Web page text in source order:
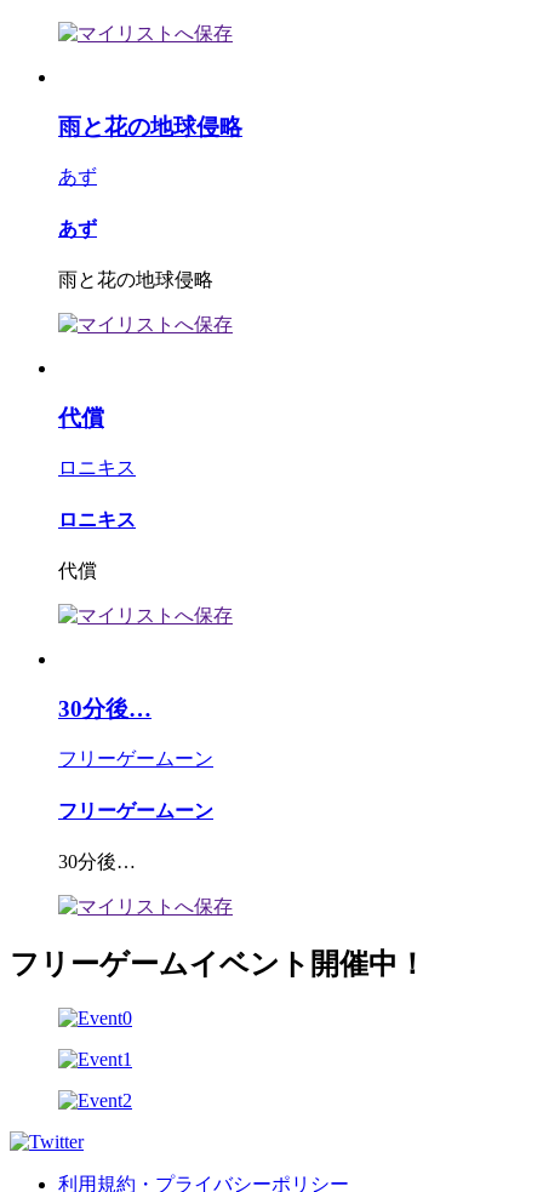
雨と花の地球侵略
あず
あず
雨と花の地球侵略
代償
ロニキス
ロニキス
代償
30分後…
フリーゲームーン
フリーゲームーン
30分後…
フリーゲームイベント開催中！
利用規約・プライバシーポリシー